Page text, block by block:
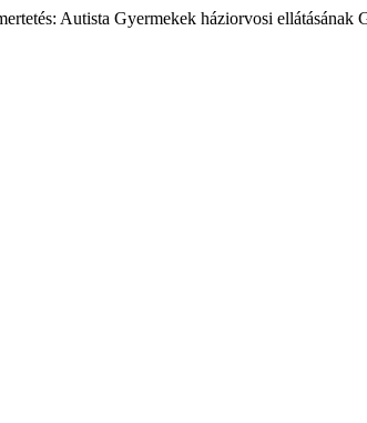
Autista Gyermekek háziorvosi ellátásának